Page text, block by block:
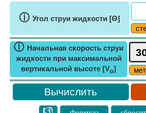
ⓘ Угол струи жидкости [Θ]
ⓘ Начальная скорость струи
жидкости при максимальной
вертикальной высоте [Vo]